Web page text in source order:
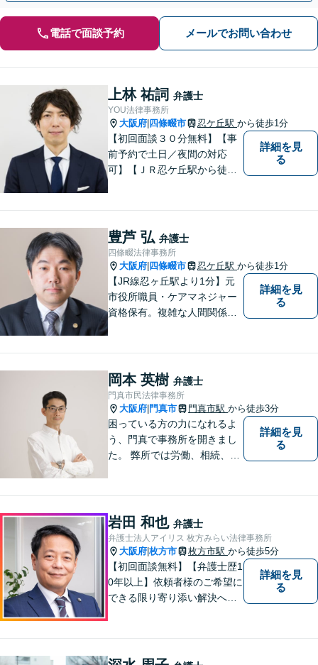
電話で面談予約 メールでお問い合わせ
上林 祐詞 弁護士
YOU法律事務所
大阪府 四條畷市 忍ケ丘駅 から徒歩1分
【初回面談３０分無料】【事
前予約で土日／夜間の対応
可】【ＪＲ忍ケ丘駅から徒歩
の状況に合わせて最適な解決
策をご提案し、不安やお悩み
を少しでも軽減できるよう尽
力いたします。
詳細を見
る
豊芦 弘 弁護士
四條畷法律事務所
大阪府 四條畷市 忍ケ丘駅 から徒歩1分
【JR線忍ヶ丘駅より1分】元
市役所職員・ケアマネジャー
資格保有。複雑な人間関係が
詳細を見
る
岡本 英樹 弁護士
門真市民法律事務所
大阪府 門真市 門真市駅 から徒歩3分
困っている方の力になれるよ
う、門真で事務所を開きまし
た。 弊所では労働、相続、離
す。
詳細を見
る
岩田 和也 弁護士
弁護士法人アイリス 枚方みらい法律事務所
大阪府 枚方市 枚方市駅 から徒歩5分
【初回面談無料】【弁護士歴1
0年以上】依頼者様のご希望に
できる限り寄り添い解決へと
夫婦カウンセラーの資格保有
詳細を見
る